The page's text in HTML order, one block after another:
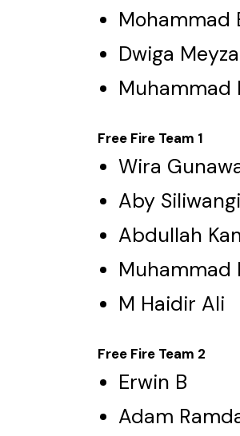
Mohammad
Dwiga
Muhammad
Free Fire Team 1
Wira
Aby
Abdullah
Muhammad
M Haidir Ali
Free Fire Team 2
Erwin B
Adam